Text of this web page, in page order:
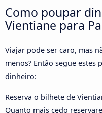
Como poupar
Vientiane para
Viajar pode ser caro, mas
menos? Então segue estes
dinheiro:
Reserva o bilhete de
Quanto mais cedo